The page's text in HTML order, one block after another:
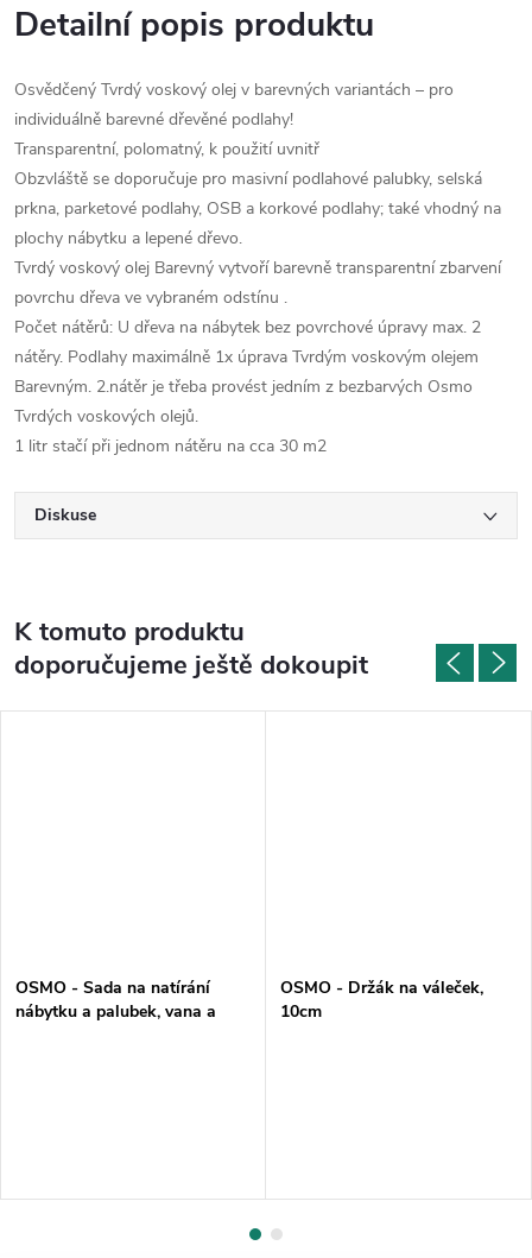
Detailní popis produktu
Osvědčený Tvrdý voskový olej v barevných variantách – pro
individuálně barevné dřevěné podlahy!
Transparentní, polomatný, k použití uvnitř
Obzvláště se doporučuje pro masivní podlahové palubky, selská
prkna, parketové podlahy, OSB a korkové podlahy; také vhodný na
plochy nábytku a lepené dřevo.
Tvrdý voskový olej Barevný vytvoří barevně transparentní zbarvení
povrchu dřeva ve vybraném odstínu .
Počet nátěrů: U dřeva na nábytek bez povrchové úpravy max. 2
nátěry. Podlahy maximálně 1x úprava Tvrdým voskovým olejem
Barevným. 2.nátěr je třeba provést jedním z bezbarvých Osmo
Tvrdých voskových olejů.
1 litr stačí při jednom nátěru na cca 30 m2
Diskuse
K tomuto produktu
doporučujeme ještě dokoupit
OSMO - Sada na natírání
nábytku a palubek, vana a
OSMO - Držák na váleček,
10cm